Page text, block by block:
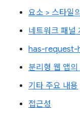
요소 > 스타일
네트워크 패널
has-request-
분리형 웹 앱
기타 주요 내용
접근성